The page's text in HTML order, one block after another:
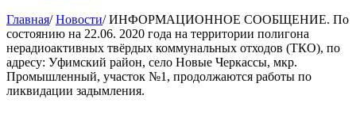
Главная/ Новости/ ИНФОРМАЦИОННОЕ СООБЩЕНИЕ. По
состоянию на 22.06. 2020 года на территории полигона
нерадиоактивных твёрдых коммунальных отходов (ТКО), по
адресу: Уфимский район, село Новые Черкассы, мкр.
Промышленный, участок №1, продолжаются работы по
ликвидации задымления.